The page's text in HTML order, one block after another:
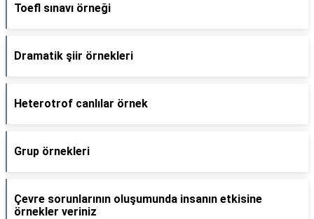
Toefl sınavı örneği
Dramatik şiir örnekleri
Heterotrof canlılar örnek
Grup örnekleri
Çevre sorunlarının oluşumunda insanın etkisine
örnekler veriniz